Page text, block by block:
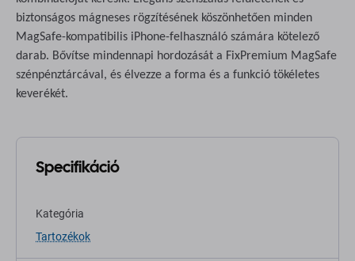
biztonságos mágneses rögzítésének köszönhetően minden
MagSafe-kompatibilis iPhone-felhasználó számára kötelező
darab. Bővítse mindennapi hordozását a FixPremium MagSafe
szénpénztárcával, és élvezze a forma és a funkció tökéletes
keverékét.
Specifikáció
Kategória
Tartozékok